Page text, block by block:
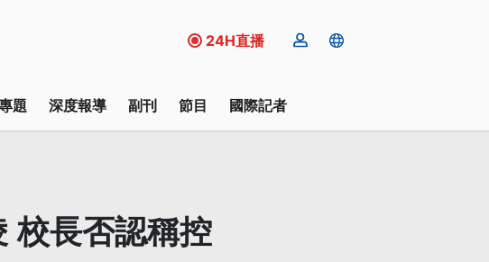
24H直播
題 深度報導 副刊 節目 國際記者
校長否認稱控